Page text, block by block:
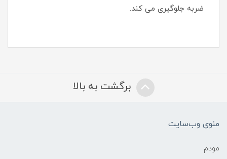
ضربه جلوگیری می کند.
برگشت به بالا
منوی وب‌سایت
مودم